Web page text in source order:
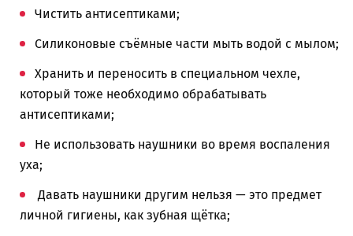
Чистить антисептиками;
Силиконовые съёмные части мыть водой с мылом;
Хранить и переносить в специальном чехле,
который тоже необходимо обрабатывать
антисептиками;
Не использовать наушники во время воспаления
уха;
Давать наушники другим нельзя — это предмет
личной гигиены, как зубная щётка;